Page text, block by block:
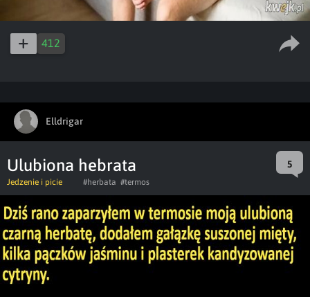
412
Elldrigar
Ulubiona hebrata 5
Jedzenie i picie #herbata #termos